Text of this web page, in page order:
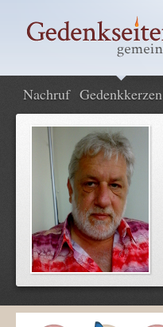
Nachruf Gedenkkerzen